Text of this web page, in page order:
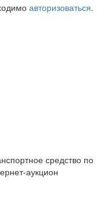
авторизоваться.
средство по
аукцион